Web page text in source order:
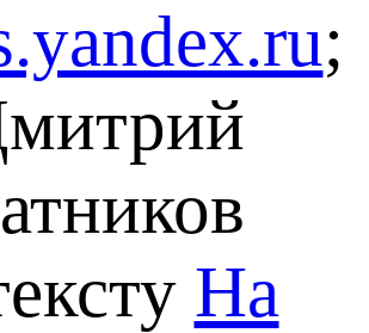
;
На